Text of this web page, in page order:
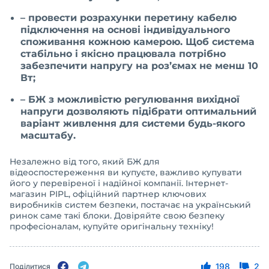
– провести розрахунки перетину кабелю
підключення на основі індивідуального
споживання кожною камерою. Щоб система
стабільно і якісно працювала потрібно
забезпечити напругу на роз’ємах не менш 10
Вт;
– БЖ з можливістю регулювання вихідної
напруги дозволяють підібрати оптимальний
варіант живлення для системи будь-якого
масштабу.
Незалежно від того, який БЖ для
відеоспостереження ви купуєте, важливо купувати
його у перевіреної і надійної компанії. Інтернет-
магазин PIPL, офіційний партнер ключових
виробників систем безпеки, постачає на український
ринок саме такі блоки. Довіряйте свою безпеку
професіоналам, купуйте оригінальну техніку!
Поділитися 198 2